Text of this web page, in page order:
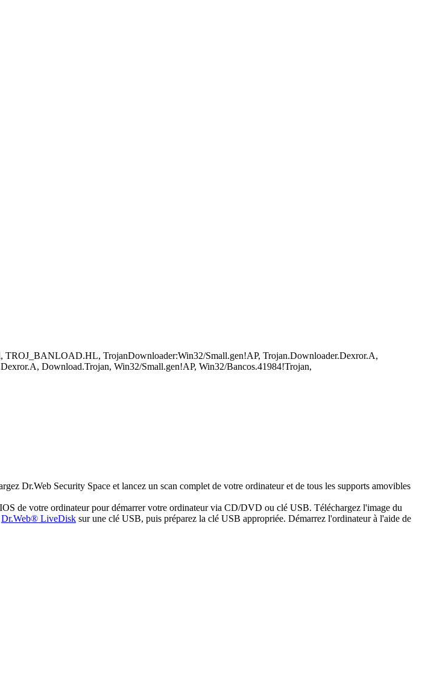
TrojanDownloader:Win32/Small.gen!AP, Trojan.Downloader.Dexror.A,
Download.Trojan, Win32/Small.gen!AP, Win32/Bancos.41984!Trojan,
Dr.Web Security Space et lancez un scan complet de votre ordinateur et de tous les supports amovibles
de votre ordinateur pour démarrer votre ordinateur via CD/DVD ou clé USB. Téléchargez l'image du
Dr.Web® LiveDisk sur une clé USB, puis préparez la clé USB appropriée. Démarrez l'ordinateur à l'aide de